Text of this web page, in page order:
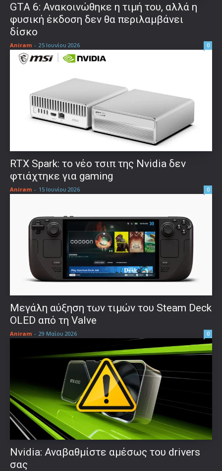
GTA 6: Ανακοινώθηκε η τιμή του, αλλά η
φυσική έκδοση δεν θα περιλαμβάνει
δίσκο
Aniram - 25 Ιουνίου 2026 0
RTX Spark: το νέο τσιπ της Nvidia δεν
φτιάχτηκε για gaming
Aniram - 15 Ιουνίου 2026 0
Μεγάλη αύξηση των τιμών του Steam Deck
OLED από τη Valve
Aniram - 29 Μαΐου 2026 0
Nvidia: Αναβαθμίστε αμέσως του drivers
σας